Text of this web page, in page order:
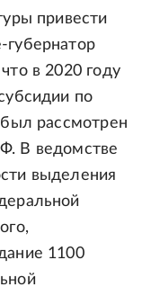
привести
в 2020 году
по
был рассмотрен
В ведомстве
выделения
1100